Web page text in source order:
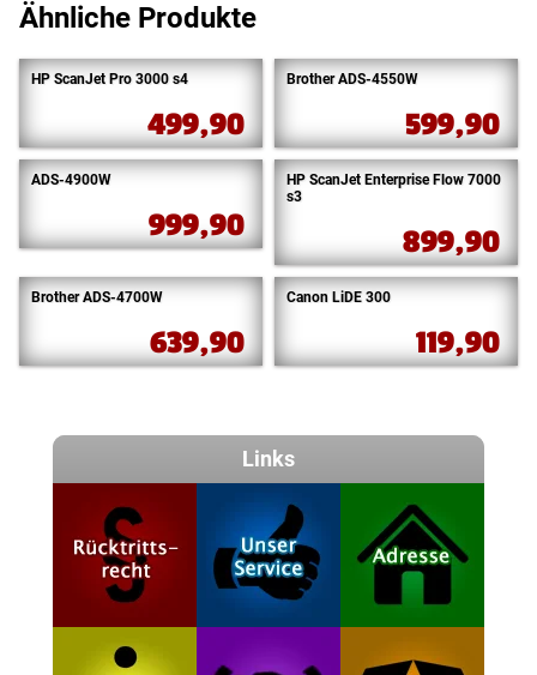
Ähnliche Produkte
HP ScanJet Pro 3000 s4
499,90
Brother ADS-4550W
599,90
ADS-4900W
999,90
HP ScanJet Enterprise Flow 7000
s3
899,90
Brother ADS-4700W
639,90
Canon LiDE 300
119,90
Links